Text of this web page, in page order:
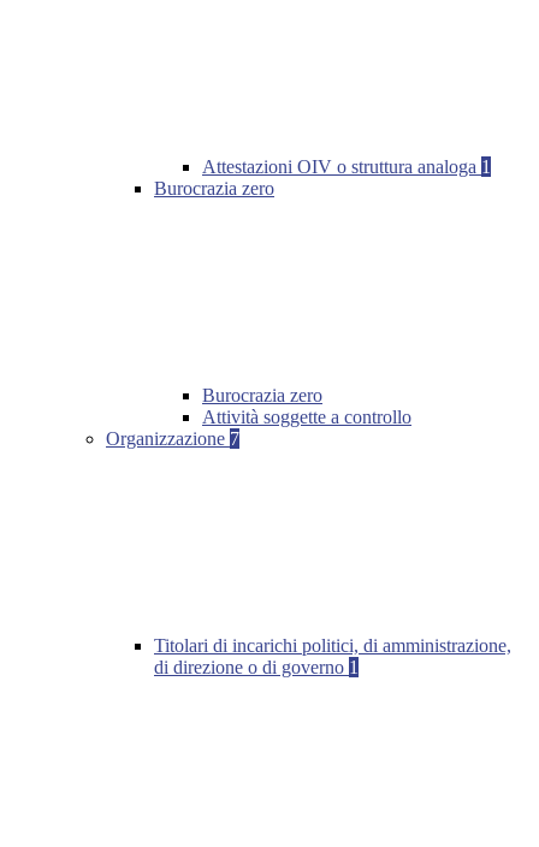
Attestazioni OIV o struttura analoga 1
Burocrazia zero
Burocrazia zero
Attività soggette a controllo
Organizzazione 7
Titolari di incarichi politici, di amministrazione,
di direzione o di governo 1